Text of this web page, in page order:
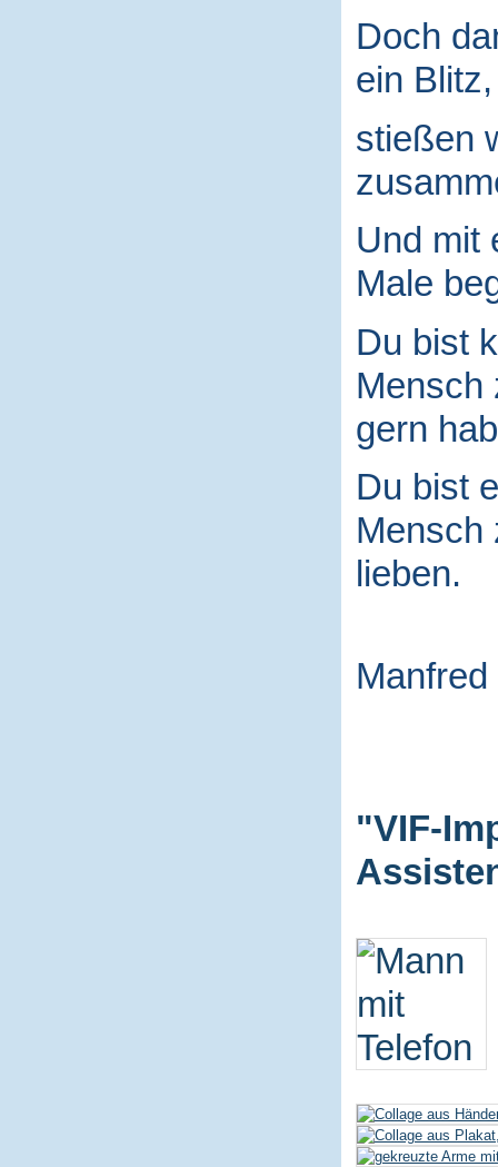
Doch
ein Blitz,
stießen
Und mit
Male
Du bist
Mensch
gern
Du bist
Mensch
lieben.
"VIF-